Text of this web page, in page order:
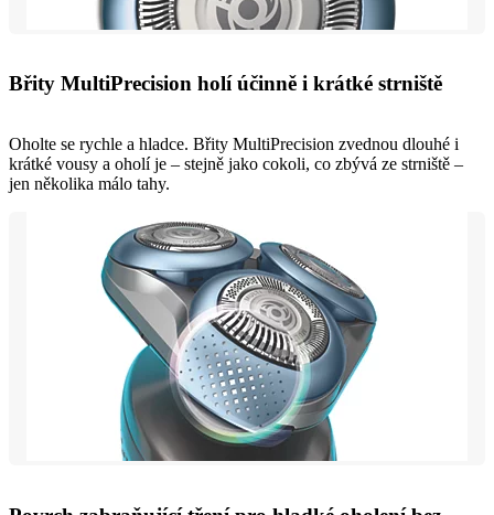
Břity MultiPrecision holí účinně i krátké strniště
Oholte se rychle a hladce. Břity MultiPrecision zvednou dlouhé i
krátké vousy a oholí je – stejně jako cokoli, co zbývá ze strniště –
jen několika málo tahy.